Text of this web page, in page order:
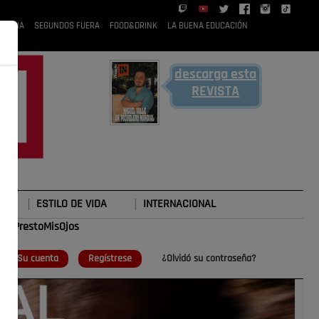
RUBIA SEGUNDOS FUERA FOOD&DRINK LA BUENA EDUCACIÓN
descarga esta
REVISTA
ESTILO DE VIDA INTERNACIONAL
Su cuenta Regístrese ¿Olvidó su contraseña?